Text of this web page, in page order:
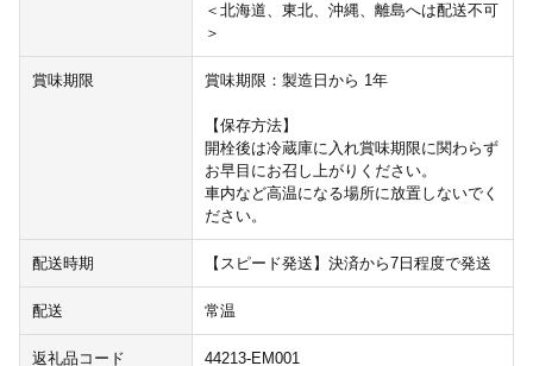
＜北海道、東北、沖縄、離島へは配送不可
＞
賞味期限 賞味期限：製造日から 1年
【保存方法】
開栓後は冷蔵庫に入れ賞味期限に関わらず
お早目にお召し上がりください。
車内など高温になる場所に放置しないでく
ださい。
配送時期 【スピード発送】決済から7日程度で発送
配送 常温
返礼品コード 44213-EM001